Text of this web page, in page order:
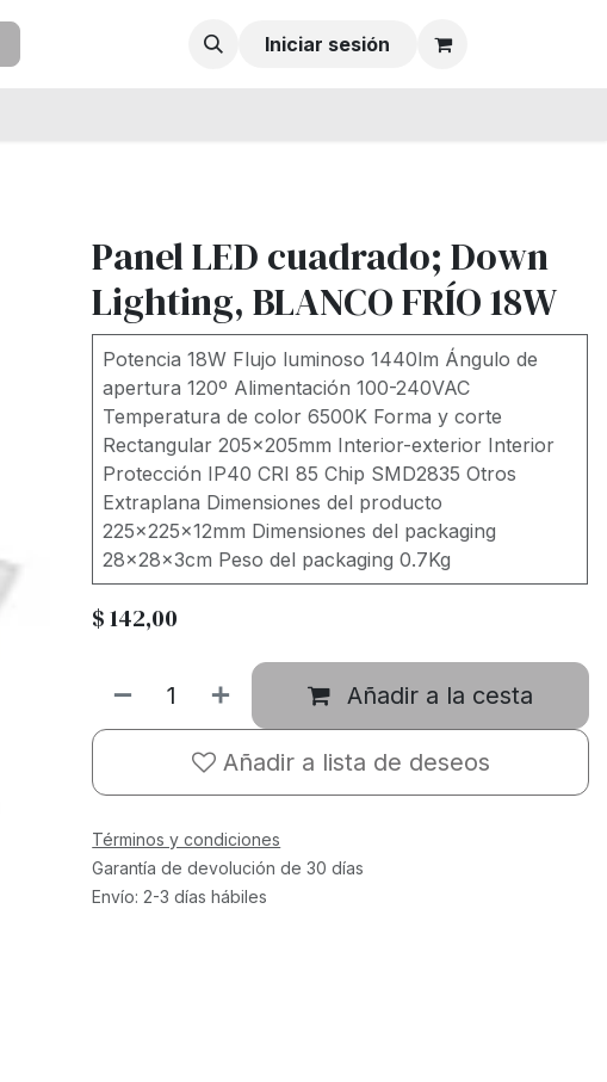
Iniciar sesión
Panel LED cuadrado; Down
Lighting, BLANCO FRÍO 18W
Potencia 18W Flujo luminoso 1440lm Ángulo de
apertura 120º Alimentación 100-240VAC
Temperatura de color 6500K Forma y corte
Rectangular 205x205mm Interior-exterior Interior
Protección IP40 CRI 85 Chip SMD2835 Otros
Extraplana Dimensiones del producto
225x225x12mm Dimensiones del packaging
28x28x3cm Peso del packaging 0.7Kg
$142,00
Añadir a la cesta
Añadir a lista de deseos
Términos y condiciones
Garantía de devolución de 30 días
Envío: 2-3 días hábiles